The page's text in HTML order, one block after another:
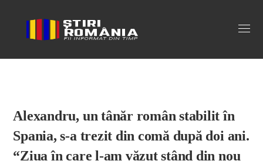
Stiri Romania
Alexandru, un tânăr român stabilit în
Spania, s-a trezit din comă după doi ani.
“Ziua în care l-am văzut stând din nou